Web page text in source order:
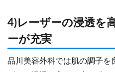
4)レーザーの浸透を
ーが充実
品川美容外科では肌の調子を